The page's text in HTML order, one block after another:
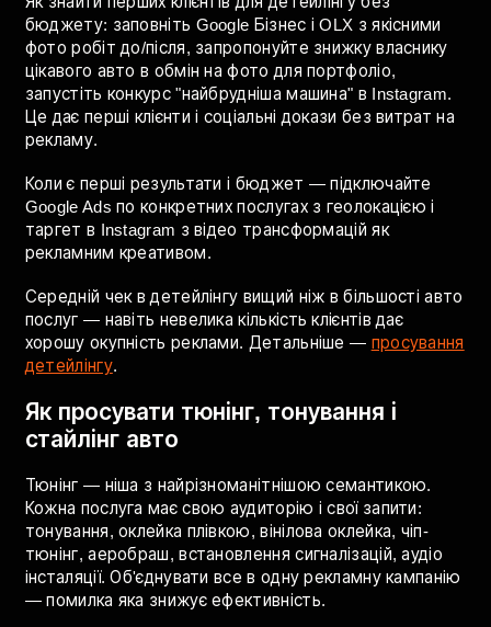
Google Ads — а іноді краще.
Головна особливість: частина аудиторії знає слово
"детейлінг", частина шукає "полірування авто",
"хімчистка салону авто", "керамічне покриття авто",
"захисна плівка PPF", "нанокераміка на авто". Щоб
охопити всю аудиторію потрібно використовувати всі
ці варіанти і в рекламі і в SEO.
Як знайти перших клієнтів для детейлінгу без
бюджету: заповніть Google Бізнес і OLX з якісними
цікавого авто в обмін на фото для портфоліо,
запустіть конкурс "найбрудніша машина" в Instagram.
Це дає перші клієнти і соціальні докази без витрат на
рекламу.
Коли є перші результати і бюджет — підключайте
Google Ads по конкретних послугах з геолокацією і
рекламним креативом.
Середній чек в детейлінгу вищий ніж в більшості авто
послуг — навіть невелика кількість клієнтів дає
хорошу окупність реклами. Детальніше —просування
детейлінгу.